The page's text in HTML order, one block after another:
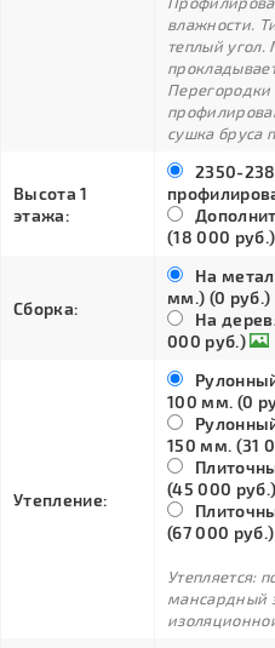
влажности.
теплый
сушка бруса
Высота 1
этажа:
2350-
(18 000 руб.)
Сборка:
На
мм.) (0 руб.)
На
000 руб.)
Утепление:
100 мм. (0
150 мм. (31
(45 000 руб.)
(67 000 руб.)
Утепляется:
мансардный